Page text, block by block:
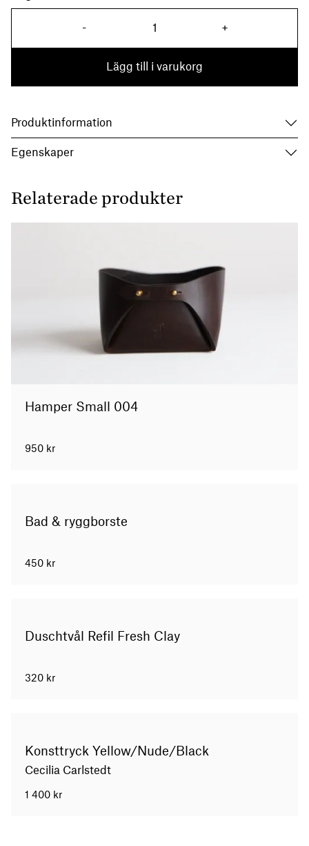
- Bordspegel med marmorfot
+
Lägg till i varukorg
Produktinformation
Egenskaper
Relaterade produkter
Hamper Small 004
950 kr
Bad & ryggborste
450 kr
Duschtvål Refil Fresh Clay
320 kr
Konsttryck Yellow/Nude/Black
Cecilia Carlstedt
1 400 kr